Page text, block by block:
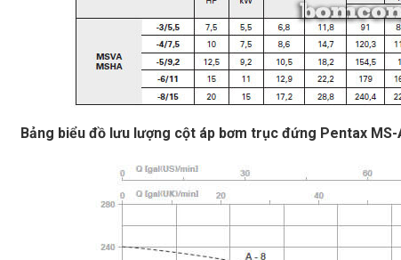
Bảng biểu đồ lưu lượng cột áp bơm trục đứng Pentax MS-